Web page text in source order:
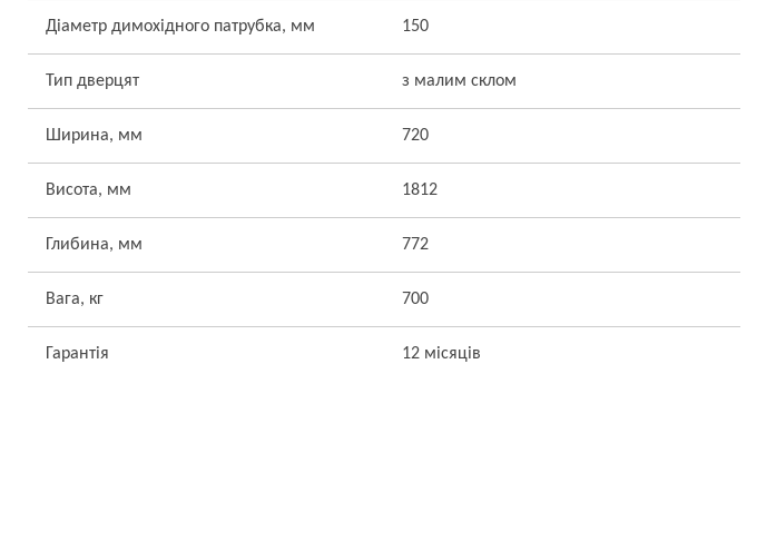
Діаметр димохідного патрубка, мм 150
Тип дверцят з малим склом
Ширина, мм 720
Висота, мм 1812
Глибина, мм 772
Вага, кг 700
Гарантія 12 місяців